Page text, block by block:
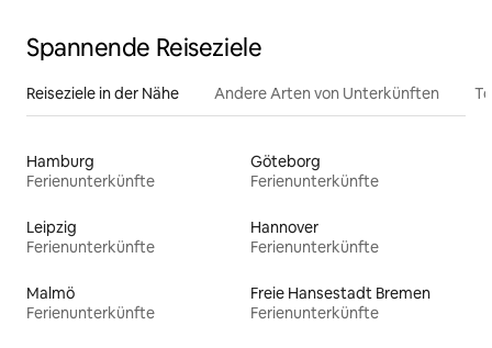
Spannende Reiseziele
Reiseziele in der Nähe Andere Arten von Unterkünften
Hamburg
Ferienunterkünfte
Göteborg
Ferienunterkünfte
Leipzig
Ferienunterkünfte
Hannover
Ferienunterkünfte
Malmö
Ferienunterkünfte
Freie Hansestadt Bremen
Ferienunterkünfte